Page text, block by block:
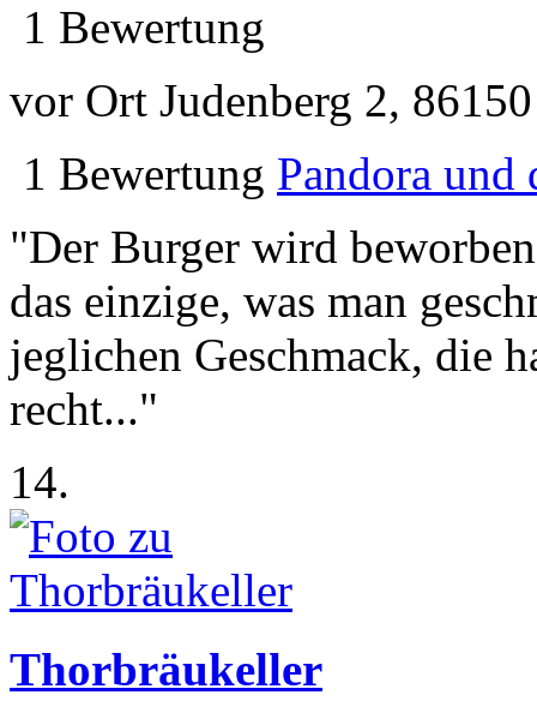
1 Bewertung
vor Ort Judenberg 2,
1 Bewertung Pandora
"Der Burger wird
das einzige, was man
jeglichen Geschmack, die
recht..."
14.
Thorbräukeller